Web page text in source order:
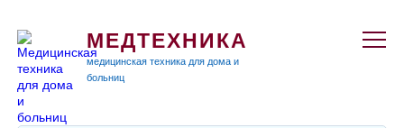
МЕДТЕХНИКА
медицинская техника для дома и
больниц